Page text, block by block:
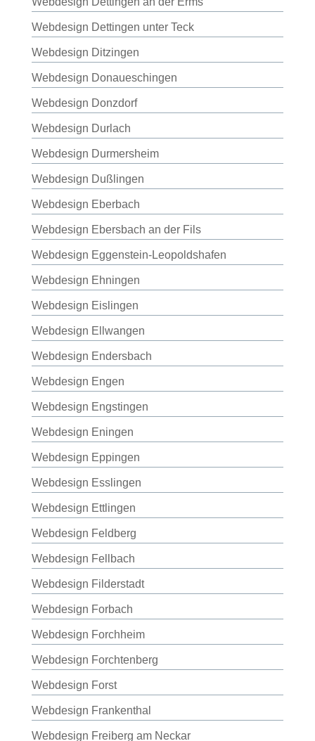
Webdesign Dettingen unter Teck
Webdesign Ditzingen
Webdesign Donaueschingen
Webdesign Donzdorf
Webdesign Durlach
Webdesign Durmersheim
Webdesign Dußlingen
Webdesign Eberbach
Webdesign Ebersbach an der Fils
Webdesign Eggenstein-Leopoldshafen
Webdesign Ehningen
Webdesign Eislingen
Webdesign Ellwangen
Webdesign Endersbach
Webdesign Engen
Webdesign Engstingen
Webdesign Eningen
Webdesign Eppingen
Webdesign Esslingen
Webdesign Ettlingen
Webdesign Feldberg
Webdesign Fellbach
Webdesign Filderstadt
Webdesign Forbach
Webdesign Forchheim
Webdesign Forchtenberg
Webdesign Forst
Webdesign Frankenthal
Webdesign Freiberg am Neckar